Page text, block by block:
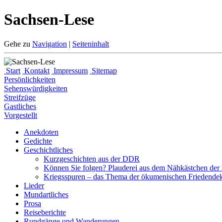
Sachsen-Lese
Gehe zu Navigation | Seiteninhalt
Start Kontakt Impressum Sitemap
Persönlichkeiten
Sehenswürdigkeiten
Streifzüge
Gastliches
Vorgestellt
Anekdoten
Gedichte
Geschichtliches
Kurzgeschichten aus der DDR
Können Sie folgen? Plauderei aus dem Nähkästchen
Kriegsspuren – das Thema der ökumenischen
Lieder
Mundartliches
Prosa
Reiseberichte